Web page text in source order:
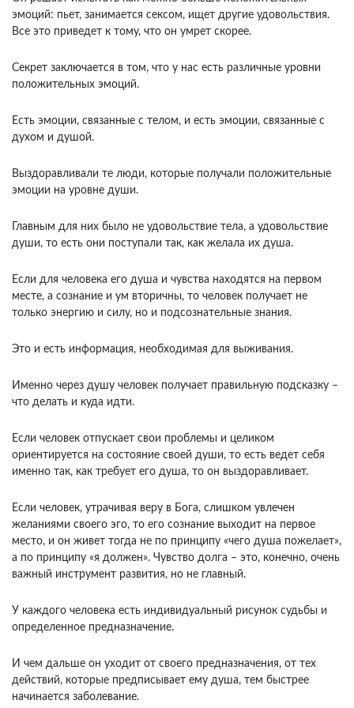
эмоций: пьет, занимается сексом, ищет другие удовольствия.
Все это приведет к тому, что он умрет скорее.
Секрет заключается в том, что у нас есть различные уровни
положительных эмоций.
Есть эмоции, связанные с телом, и есть эмоции, связанные с
духом и душой.
Выздоравливали те люди, которые получали положительные
эмоции на уровне души.
Главным для них было не удовольствие тела, а удовольствие
души, то есть они поступали так, как желала их душа.
Если для человека его душа и чувства находятся на первом
месте, а сознание и ум вторичны, то человек получает не
только энергию и силу, но и подсознательные знания.
Это и есть информация, необходимая для выживания.
Именно через душу человек получает правильную подсказку –
что делать и куда идти.
Если человек отпускает свои проблемы и целиком
ориентируется на состояние своей души, то есть ведет себя
именно так, как требует его душа, то он выздоравливает.
Если человек, утрачивая веру в Бога, слишком увлечен
желаниями своего эго, то его сознание выходит на первое
место, и он живет тогда не по принципу «чего душа пожелает»,
а по принципу «я должен». Чувство долга – это, конечно, очень
важный инструмент развития, но не главный.
У каждого человека есть индивидуальный рисунок судьбы и
определенное предназначение.
И чем дальше он уходит от своего предназначения, от тех
действий, которые предписывает ему душа, тем быстрее
начинается заболевание.